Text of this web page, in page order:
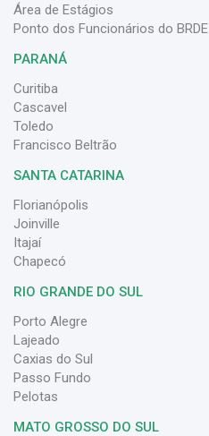
Área de Estágios
Ponto dos Funcionários do BRDE
PARANÁ
Curitiba
Cascavel
Toledo
Francisco Beltrão
SANTA CATARINA
Florianópolis
Joinville
Itajaí
Chapecó
RIO GRANDE DO SUL
Porto Alegre
Lajeado
Caxias do Sul
Passo Fundo
Pelotas
MATO GROSSO DO SUL